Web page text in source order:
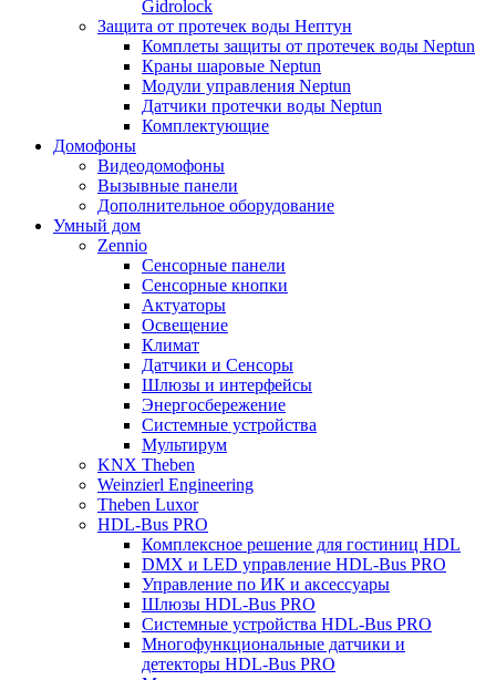
Gidrolock
Защита от протечек воды Нептун
Комплеты защиты от протечек воды Neptun
Краны шаровые Neptun
Модули управления Neptun
Датчики протечки воды Neptun
Комплектующие
Домофоны
Видеодомофоны
Вызывные панели
Дополнительное оборудование
Умный дом
Zennio
Сенсорные панели
Сенсорные кнопки
Актуаторы
Освещение
Климат
Датчики и Сенсоры
Шлюзы и интерфейсы
Энергосбережение
Системные устройства
Мультирум
KNX Theben
Weinzierl Engineering
Theben Luxor
HDL-Bus PRO
Комплексное решение для гостиниц HDL
DMX и LED управление HDL-Bus PRO
Управление по ИК и аксессуары
Шлюзы HDL-Bus PRO
Системные устройства HDL-Bus PRO
Многофункциональные датчики и
детекторы HDL-Bus PRO